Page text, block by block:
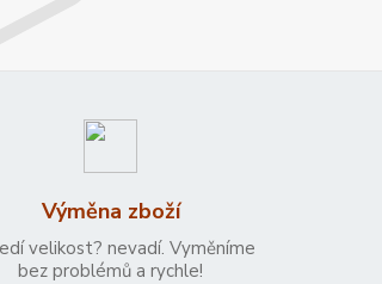
Výměna zboží
velikost? nevadí. Vyměníme
bez problémů a rychle!